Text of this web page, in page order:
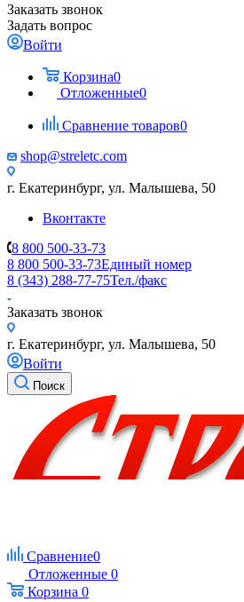
Заказать звонок
Задать вопрос
Войти
Корзина0
Отложенные0
Сравнение товаров0
shop@streletc.com
г. Екатеринбург, ул. Малышева, 50
Вконтакте
8 800 500-33-73
8 800 500-33-73Единый номер
8 (343) 288-77-75Тел./факс
Заказать звонок
г. Екатеринбург, ул. Малышева, 50
Войти
Поиск
Сравнение0
Отложенные 0
Корзина 0